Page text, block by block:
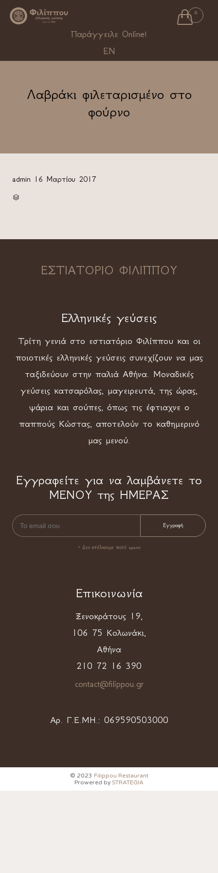
 0
Παράγγειλε Online!
EN
Λαβράκι φιλεταρισμένο στο
φούρνο
admin 16 Μαρτίου 2017

ΕΣΤΙΑΤΟΡΙΟ ΦΙΛΙΠΠΟΥ
Ελληνικές γεύσεις
Τρίτη γενιά στο εστιατόριο Φιλίππου και οι
ποιοτικές ελληνικές γεύσεις συνεχίζουν να μας
ταξιδεύουν στην παλιά Αθήνα. Μοναδικές
γεύσεις κατσαρόλας, μαγειρευτά, της ώρας,
ψάρια και σούπες, όπως τις έφτιαχνε ο
παππούς Κώστας, αποτελούν το καθημερινό
μας μενού.
Εγγραφείτε για να λαμβάνετε το
ΜΕΝΟΥ της ΗΜΕΡΑΣ
* Δεν στέλνουμε ποτέ spam!
Επικοινωνία
Ξενοκράτους 19,
106 75 Κολωνάκι,
Αθήνα
210 72 16 390
contact@filippou.gr
Αρ. Γ.Ε.ΜΗ.: 069590503000
© 2023 Filippou Restaurant
Prowered by STRATEGIA